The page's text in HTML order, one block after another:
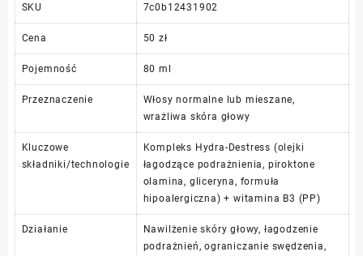
SKU 7c0b12431902
Cena 50 zł
Pojemność 80 ml
Przeznaczenie
Włosy normalne lub mieszane,
wrażliwa skóra głowy
Kluczowe
składniki/technologie
Kompleks Hydra-Destress (olejki
łagodzące podrażnienia, piroktone
olamina, gliceryna, formuła
hipoalergiczna) + witamina B3 (PP)
Działanie
Nawilżenie skóry głowy, łagodzenie
podrażnień, ograniczanie swędzenia,